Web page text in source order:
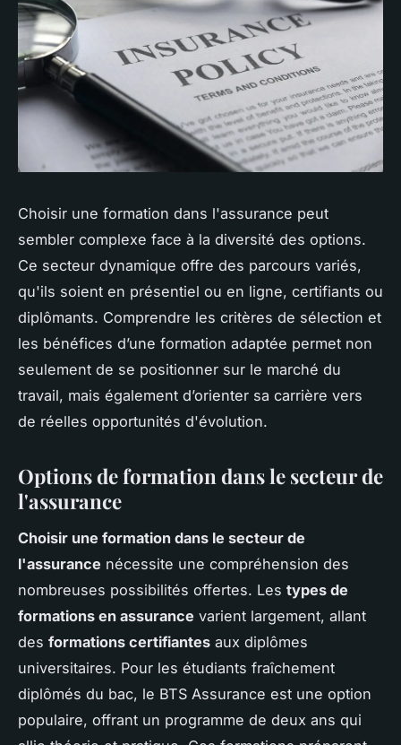
Choisir une formation dans l'assurance peut
sembler complexe face à la diversité des options.
Ce secteur dynamique offre des parcours variés,
qu'ils soient en présentiel ou en ligne, certifiants ou
diplômants. Comprendre les critères de sélection et
les bénéfices d’une formation adaptée permet non
seulement de se positionner sur le marché du
travail, mais également d’orienter sa carrière vers
de réelles opportunités d'évolution.
Options de formation dans le secteur de
l'assurance
Choisir une formation dans le secteur de
l'assurance nécessite une compréhension des
nombreuses possibilités offertes. Les types de
formations en assurance varient largement, allant
des formations certifiantes aux diplômes
universitaires. Pour les étudiants fraîchement
diplômés du bac, le BTS Assurance est une option
populaire, offrant un programme de deux ans qui